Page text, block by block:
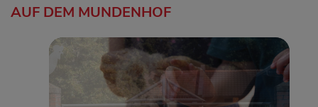
AUF DEM MUNDENHOF